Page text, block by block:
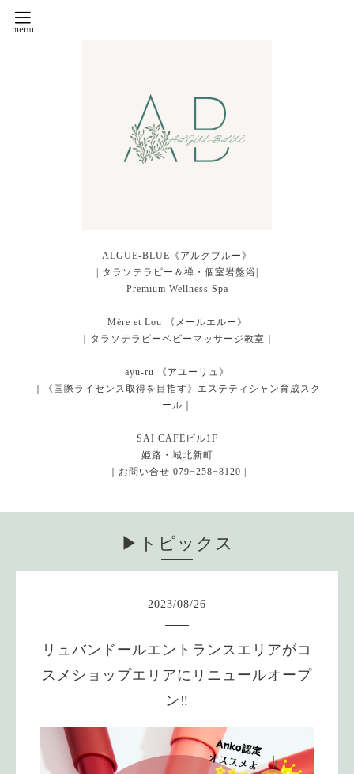
ALGUE-BLUE《アルグブルー》
| タラソテラピー＆禅・個室岩盤浴|
Premium Wellness Spa
Mère et Lou 《メールエルー》
｜タラソテラピーベビーマッサージ教室｜
ayu-ru 《アユーリュ》
｜《国際ライセンス取得を目指す》エステティシャン育成スク
ール｜
SAI CAFEビル1F
姫路・城北新町
｜お問い合せ 079−258−8120 |
▶︎トピックス
2023/08/26
リュバンドールエントランスエリアがコ
スメショップエリアにリニュールオープ
ン‼️